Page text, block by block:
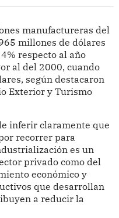
manufactureras del
millones de dólares
respecto al año
al del 2000, cuando
según destacaron
Exterior y Turismo
inferir claramente que
recorrer para
es un
privado como del
económico y
que desarrollan
a reducir la